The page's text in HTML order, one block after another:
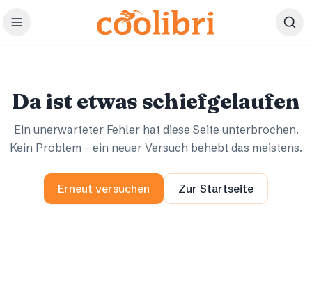
Zum Hauptinhalt springen
Da ist etwas schiefgelaufen
Ein unerwarteter Fehler hat diese Seite unterbrochen.
Kein Problem – ein neuer Versuch behebt das meistens.
Erneut versuchen Zur Startseite